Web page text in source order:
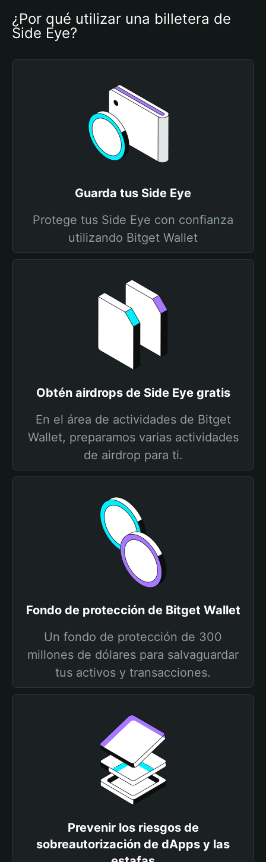
¿Por qué utilizar una billetera de
Side Eye?
Guarda tus Side Eye
Protege tus Side Eye con confianza
utilizando Bitget Wallet
Obtén airdrops de Side Eye gratis
En el área de actividades de Bitget
Wallet, preparamos varias actividades
de airdrop para ti.
Fondo de protección de Bitget Wallet
Un fondo de protección de 300
millones de dólares para salvaguardar
tus activos y transacciones.
Prevenir los riesgos de
sobreautorización de dApps y las